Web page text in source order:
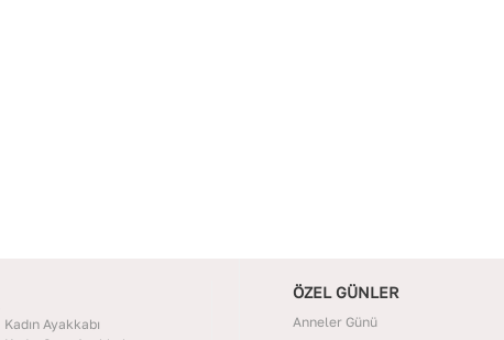
Kadın Ayakkabı
ÖZEL GÜNLER
Anneler Günü